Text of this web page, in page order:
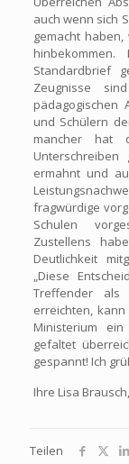
auch wenn sich
gemacht
Standardbrief
Zeugnisse
pädagogischen
und Schülern
mancher hat
ermahnt und
fragwürdige
Schulen
Zustellens
Deutlichkeit
„Diese
Treffender
erreichten,
Ministerium
gefaltet
gespannt! Ich
Ihre Lisa
Teilen